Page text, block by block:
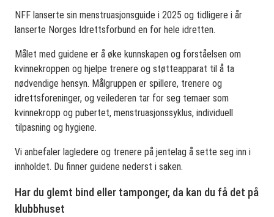
NFF lanserte sin menstruasjonsguide i 2025 og tidligere i år
lanserte Norges Idrettsforbund en for hele idretten.
Målet med guidene er å øke kunnskapen og forståelsen om
kvinnekroppen og hjelpe trenere og støtteapparat til å ta
nødvendige hensyn. Målgruppen er spillere, trenere og
idrettsforeninger, og veilederen tar for seg temaer som
kvinnekropp og pubertet, menstruasjonssyklus, individuell
tilpasning og hygiene.
Vi anbefaler lagledere og trenere på jentelag å sette seg inn i
innholdet. Du finner guidene nederst i saken.
Har du glemt bind eller tamponger, da kan du få det på
klubbhuset